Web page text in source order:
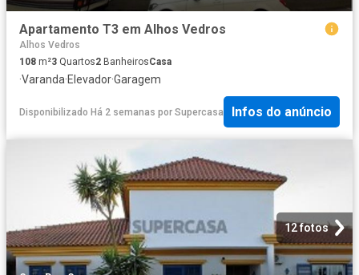
Apartamento T3 em Alhos Vedros
Alhos Vedros
108 m²3 Quartos2 BanheirosCasa
·Varanda·Elevador·Garagem
Disponibilizado Há 2 semanas por Supercasa Infos do anúncio
12 fotos